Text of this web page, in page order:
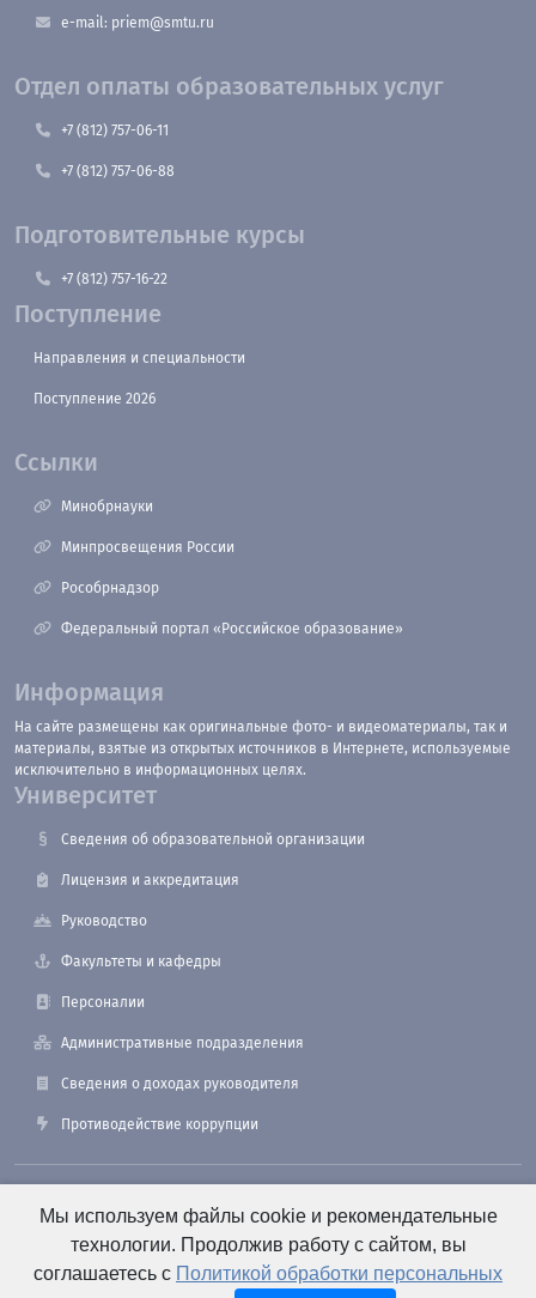
e-mail: priem@smtu.ru
Отдел оплаты образовательных услуг
+7 (812) 757-06-11
+7 (812) 757-06-88
Подготовительные курсы
+7 (812) 757-16-22
Поступление
Направления и специальности
Поступление 2026
Ссылки
Минобрнауки
Минпросвещения России
Рособрнадзор
Федеральный портал «Российское образование»
Информация
На сайте размещены как оригинальные фото- и видеоматериалы, так и
материалы, взятые из открытых источников в Интернете, используемые
исключительно в информационных целях.
Университет
Сведения об образовательной организации
Лицензия и аккредитация
Руководство
Факультеты и кафедры
Персоналии
Административные подразделения
Сведения о доходах руководителя
Противодействие коррупции
190121, Санкт-Петербург, ул. Лоцманская, 3
+7 (812) 495-26-48 Оперативный дежурный
Мы используем файлы cookie и рекомендательные
технологии. Продолжив работу с сайтом, вы
соглашаетесь с Политикой обработки персональных